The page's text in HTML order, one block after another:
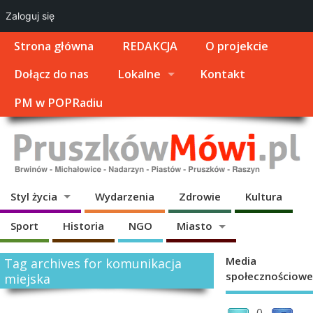
Strona główna REDAKCJA
O projekcie
Dołącz do nas
Lokalne
Kontakt
PM w POPRadiu
Styl życia Wydarzenia Zdrowie Kultura
Sport Historia NGO Miasto
Tag archives for komunikacja
miejska
Media
społecznościowe
Zaloguj się